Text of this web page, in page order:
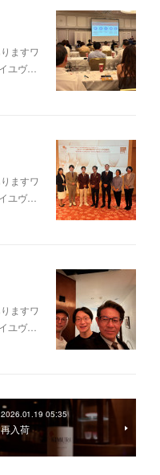
ますワ
ユヴ…
ますワ
ユヴ…
ますワ
ユヴ…
2026.01.19 05:35
再入荷